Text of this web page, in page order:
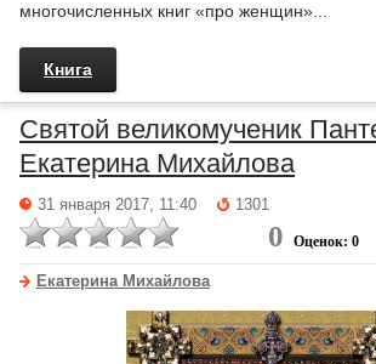
многочисленных книг «про женщин»...
Книга
Святой великомученик
Екатерина Михайлова
31 января 2017, 11:40 1301
0 Оценок: 0
Екатерина Михайлова